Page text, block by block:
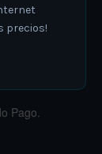
precios!
Pago.